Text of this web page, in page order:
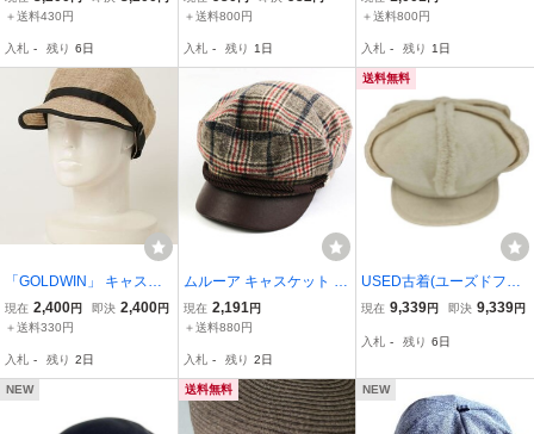
リー(オーガニックコット
クリュ ◇夏のご使用／
紫外線対策に◇
＋送料430円
入札 - 残り 6日
ワークキャップ ブラック
9]
＋送料800円
入札 - 残り 1日
57.5cm ブラウン 茶 ベル
リケット株式会社[ON018
22]
＋送料800円
入札 - 残り 1日
「GOLDWIN」 キャスケ
ット M ベージュ レディー
ス
現在 2,400円 即決 2,400円
＋送料330円
入札 - 残り 2日
ムルーア キャスケット チ
ェック柄 ウール混 帽子
ブランド レディース Fサ
現在 2,191円
＋送料880円
入札 - 残り 2日
送料無料
USED古着(ユーズドフル
ギ) NO DRESS White Sh
中古 古着 1242
現在 9,339円 即決 9,339円
入札 - 残り 6日
NEW 送料無料 NEW